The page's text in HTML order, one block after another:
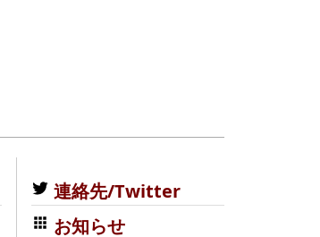
連絡先/Twitter
お知らせ